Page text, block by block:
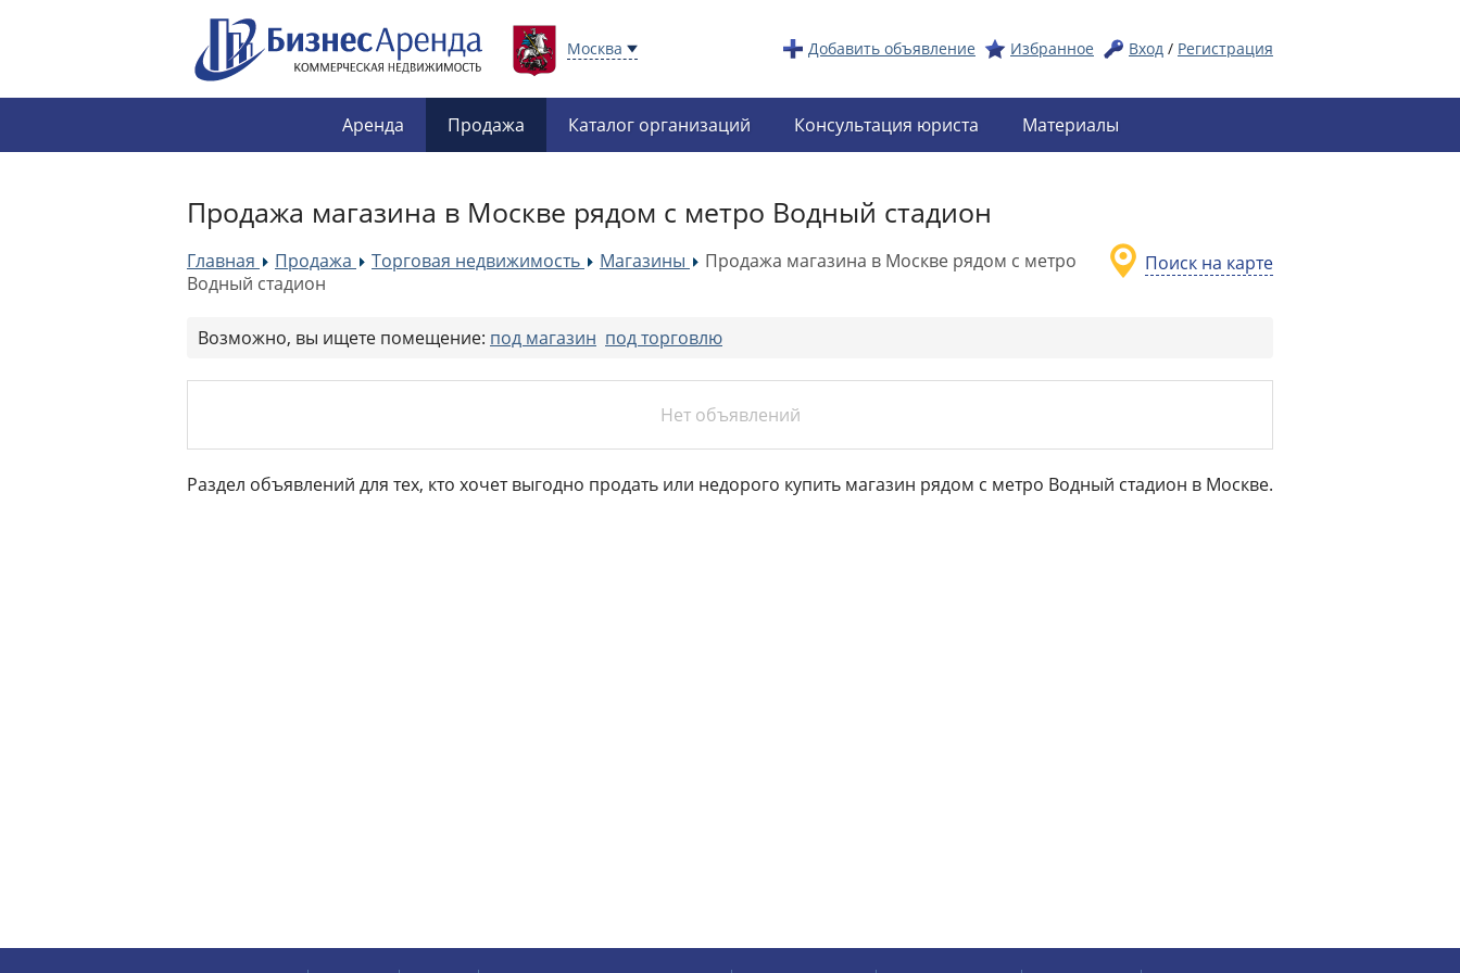
Москва Добавить объявление Избранное Вход / Регистрация
Аренда Продажа Каталог организаций Консультация юриста Материалы
Продажа магазина в Москве рядом с метро Водный стадион
Поиск на карте
Главная »Продажа »
Торговая недвижимость »Магазины »Продажа магазина в Москве рядом с метро
Водный стадион
Возможно, вы ищете помещение: под магазин под торговлю
Нет объявлений
Раздел объявлений для тех, кто хочет выгодно продать или недорого купить магазин рядом с метро Водный стадион в Москве.